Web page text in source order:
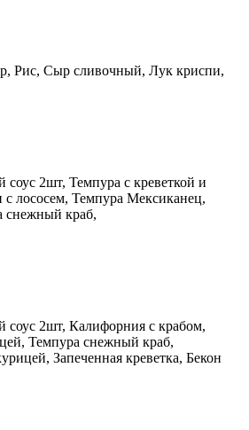
Рис, Сыр сливочный, Лук криспи,
2шт, Темпура с креветкой и
лососем, Темпура Мексиканец,
снежный краб,
соус 2шт, Калифорния с крабом,
Темпура снежный краб,
Запеченная креветка, Бекон